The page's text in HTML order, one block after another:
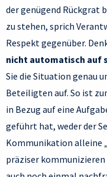
der genügend Rückgrat
zu stehen, sprich
Respekt gegenüber.
nicht automatisch auf
Sie die Situation genau
Beteiligten auf. So ist
in Bezug auf eine
geführt hat, weder der
Kommunikation alleine
präziser